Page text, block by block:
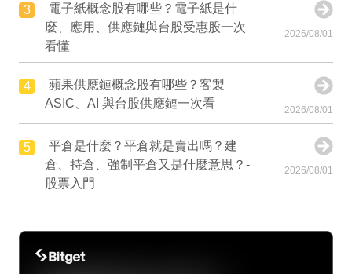
3
電子紙概念股有哪些？電子紙是什
麼、應用、供應鏈與台股受惠股一次
看懂
2026/08/01
4
蘋果供應鏈概念股有哪些？客製
ASIC、AI 與台股供應鏈一次看
2026/08/01
5
平倉是什麼？平倉就是賣出嗎？建
倉、持倉、強制平倉又是什麼意思？-
股票入門
2026/08/01